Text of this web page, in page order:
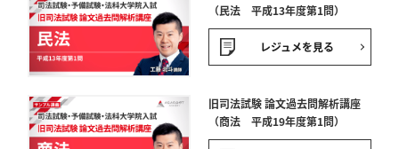
（民法 平成13年度第1問）
レジュメを見る
旧司法試験 論文過去問解析講座
（商法 平成19年度第1問）